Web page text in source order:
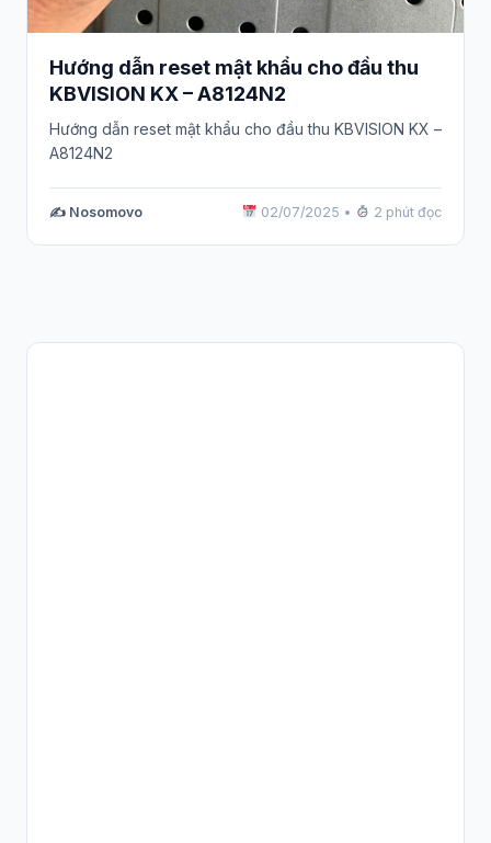
Hướng dẫn reset mật khẩu cho đầu thu
KBVISION KX – A8124N2
Hướng dẫn reset mật khẩu cho đầu thu KBVISION KX –
A8124N2
✍️ Nosomovo 02/07/2025 • 2 phút đọc